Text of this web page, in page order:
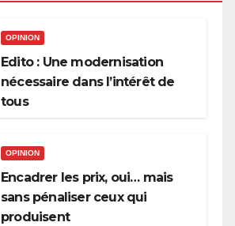
OPINION
Edito : Une modernisation
nécessaire dans l’intérêt de
tous
OPINION
Encadrer les prix, oui… mais
sans pénaliser ceux qui
produisent